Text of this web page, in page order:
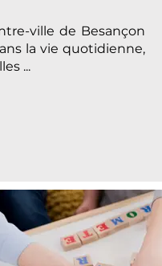
ville de Besançon
la vie quotidienne,
...